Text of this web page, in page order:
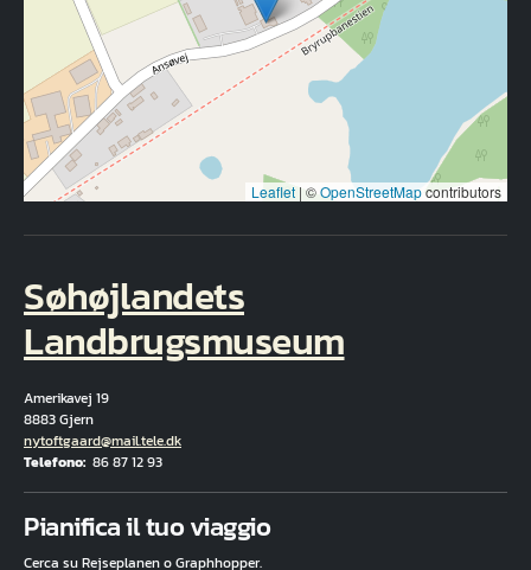
Leaflet | ©OpenStreetMapcontributors
Søhøjlandets
Landbrugsmuseum
Amerikavej 19
8883 Gjern
E-mail
nytoftgaard@mail.tele.dk
Telefono 86 87 12 93
Pianifica il tuo viaggio
Cerca su Rejseplanen o Graphhopper.